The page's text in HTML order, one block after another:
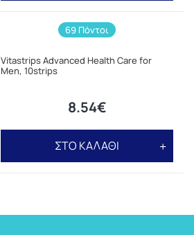
69 Πόντοι
Vitastrips Advanced Health Care for
Men, 10strips
8.54€
ΣΤΟ ΚΑΛΑΘΙ